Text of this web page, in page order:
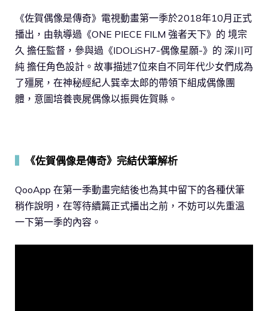
《佐賀偶像是傳奇》電視動畫第一季於2018年10月正式
播出，由執導過《ONE PIECE FILM 強者天下》的 境宗
久 擔任監督，參與過《IDOLiSH7-偶像星願-》的 深川可
純 擔任角色設計。故事描述7位來自不同年代少女們成為
了殭屍，在神秘經紀人巽幸太郎的帶領下組成偶像團
體，意圖培養喪屍偶像以振興佐賀縣。
《佐賀偶像是傳奇》完結伏筆解析
QooApp 在第一季動畫完結後也為其中留下的各種伏筆
稍作說明，在等待續篇正式播出之前，不妨可以先重溫
一下第一季的內容。